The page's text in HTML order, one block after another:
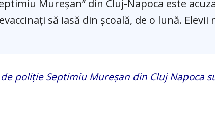
Mureşan” din Cluj-Napoca este
să iasă din școală, de o lună. Elevii
poliție Septimiu Mureșan din Cluj Napoca